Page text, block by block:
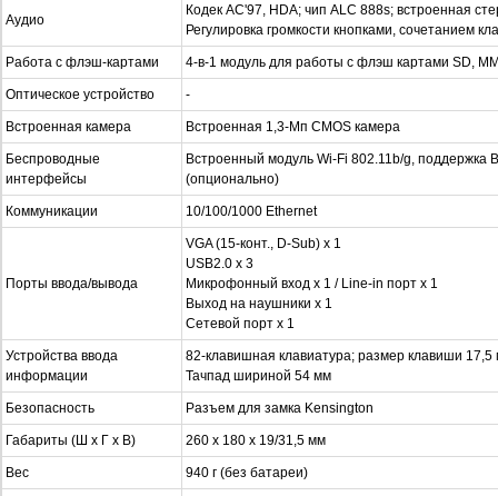
Аудио
Кодек AC'97, HDA; чип ALC 888s; встроенная
Регулировка громкости кнопками, сочетанием
Работа с флэш-картами 4-в-1 модуль для работы с флэш картами SD,
Оптическое устройство -
Встроенная камера Встроенная 1,3-Мп CMOS камера
Беспроводные
интерфейсы
Встроенный модуль Wi-Fi 802.11b/g, поддержка
(опционально)
Коммуникации 10/100/1000 Ethernet
Порты ввода/вывода
VGA (15-конт., D-Sub) х 1
USB2.0 х 3
Микрофонный вход х 1 / Line-in порт x 1
Выход на наушники х 1
Сетевой порт х 1
Устройства ввода
информации
82-клавишная клавиатура; размер клавиши 17,5
Тачпад шириной 54 мм
Безопасность Разъем для замка Kensington
Габариты (Ш x Г x В) 260 x 180 x 19/31,5 мм
Вес 940 г (без батареи)